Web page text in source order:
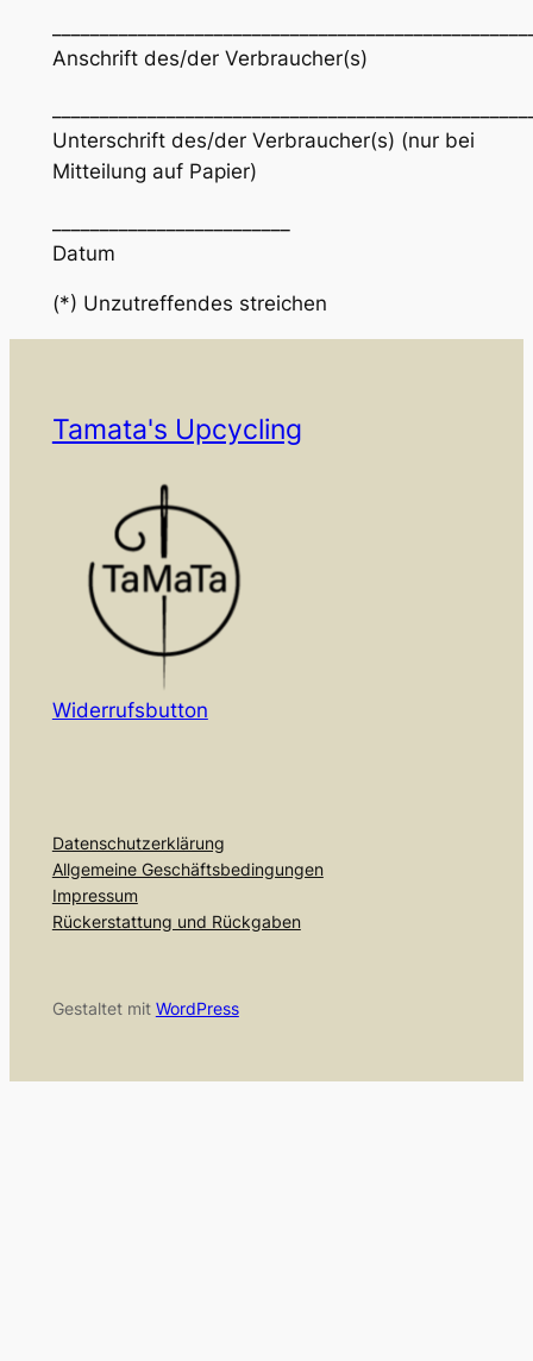
Anschrift des/der Verbraucher(s)
Unterschrift des/der Verbraucher(s) (nur bei
Mitteilung auf Papier)
Datum
(*) Unzutreffendes streichen
Tamata's Upcycling
Widerrufsbutton
Datenschutzerklärung
Allgemeine Geschäftsbedingungen
Impressum
Rückerstattung und Rückgaben
Gestaltet mit WordPress